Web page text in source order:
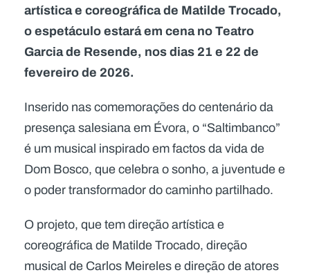
artística e coreográfica de Matilde Trocado,
o espetáculo estará em cena no Teatro
Garcia de Resende, nos dias 21 e 22 de
fevereiro de 2026.
Inserido nas comemorações do centenário da
presença salesiana em Évora, o “Saltimbanco”
é um musical inspirado em factos da vida de
Dom Bosco, que celebra o sonho, a juventude e
o poder transformador do caminho partilhado.
O projeto, que tem direção artística e
coreográfica de Matilde Trocado, direção
musical de Carlos Meireles e direção de atores